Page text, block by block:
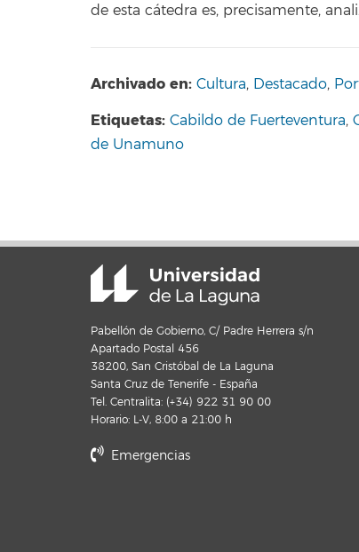
de esta cátedra es, precisamente,
Archivado en: Cultura, Destacado,
Etiquetas: Cabildo de Fuerteventura,
de Unamuno
Pabellón de Gobierno, C/ Padre Herrera s/n
Apartado Postal 456
38200, San Cristóbal de La Laguna
Santa Cruz de Tenerife - España
Tel. Centralita: (+34) 922 31 90 00
Horario: L-V, 8:00 a 21:00 h
Emergencias